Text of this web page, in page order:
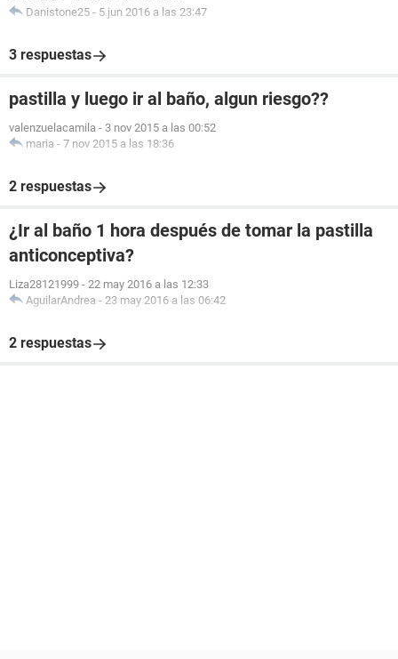
Danistone25 - 5 jun 2016 a las 23:47
3 respuestas
pastilla y luego ir al baño, algun riesgo??
valenzuelacamila - 3 nov 2015 a las 00:52
maria - 7 nov 2015 a las 18:36
2 respuestas
¿Ir al baño 1 hora después de tomar la pastilla
anticonceptiva?
Liza28121999 - 22 may 2016 a las 12:33
AguilarAndrea - 23 may 2016 a las 06:42
2 respuestas